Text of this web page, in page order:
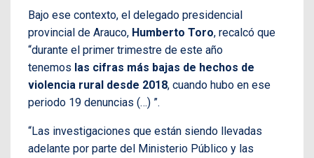
Bajo ese contexto, el delegado presidencial
provincial de Arauco, Humberto Toro, recalcó que
“durante el primer trimestre de este año
tenemos las cifras más bajas de hechos de
violencia rural desde 2018, cuando hubo en ese
periodo 19 denuncias (…) ”.
“Las investigaciones que están siendo llevadas
adelante por parte del Ministerio Público y las